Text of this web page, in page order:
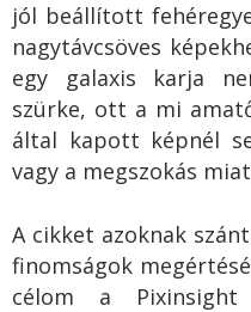
jól beállított
nagytávcsöves
egy galaxis karja
szürke, ott a mi
által kapott képnél
vagy a megszokás
A cikket azoknak
finomságok
célom a